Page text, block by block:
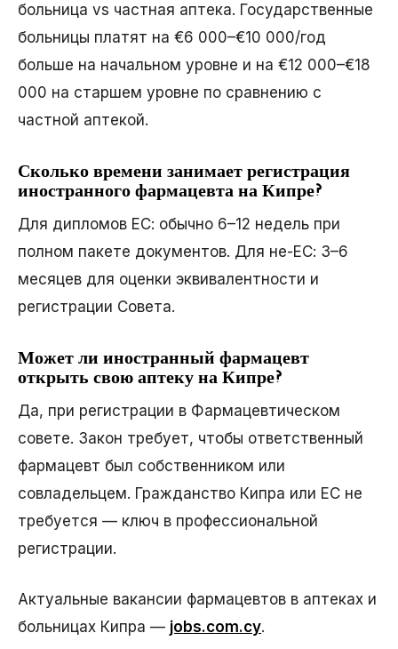
больница vs частная аптека. Государственные
больницы платят на €6 000–€10 000/год
больше на начальном уровне и на €12 000–€18
000 на старшем уровне по сравнению с
частной аптекой.
Сколько времени занимает регистрация
иностранного фармацевта на Кипре?
Для дипломов ЕС: обычно 6–12 недель при
полном пакете документов. Для не-ЕС: 3–6
месяцев для оценки эквивалентности и
регистрации Совета.
Может ли иностранный фармацевт
открыть свою аптеку на Кипре?
Да, при регистрации в Фармацевтическом
совете. Закон требует, чтобы ответственный
фармацевт был собственником или
совладельцем. Гражданство Кипра или ЕС не
требуется — ключ в профессиональной
регистрации.
Актуальные вакансии фармацевтов в аптеках и
больницах Кипра — jobs.com.cy.